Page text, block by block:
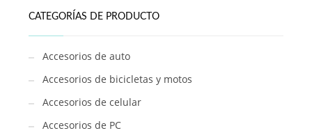
CATEGORÍAS DE PRODUCTO
Accesorios de auto
Accesorios de bicicletas y motos
Accesorios de celular
Accesorios de PC